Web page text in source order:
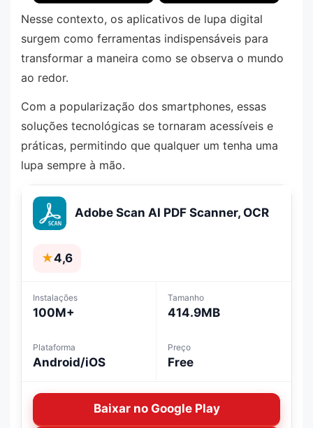
Nesse contexto, os aplicativos de lupa digital
surgem como ferramentas indispensáveis para
transformar a maneira como se observa o mundo
ao redor.
Com a popularização dos smartphones, essas
soluções tecnológicas se tornaram acessíveis e
práticas, permitindo que qualquer um tenha uma
lupa sempre à mão.
Adobe Scan AI PDF Scanner, OCR
★4,6
Instalações
100M+
Tamanho
414.9MB
Plataforma
Android/iOS
Preço
Free
Baixar no Google Play